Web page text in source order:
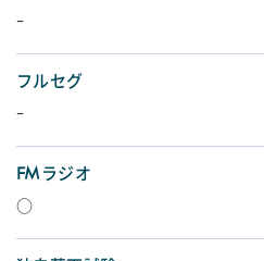
-
フルセグ
-
FMラジオ
○